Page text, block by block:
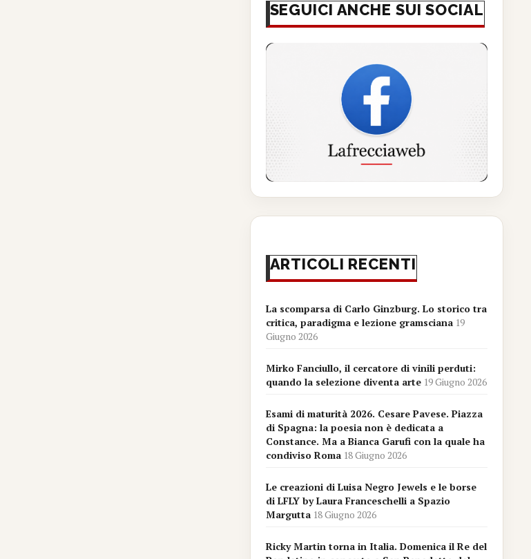
SEGUICI ANCHE SUI SOCIAL
ARTICOLI RECENTI
La scomparsa di Carlo Ginzburg. Lo storico tra
critica, paradigma e lezione gramsciana 19
Giugno 2026
Mirko Fanciullo, il cercatore di vinili perduti:
quando la selezione diventa arte 19 Giugno 2026
Esami di maturità 2026. Cesare Pavese. Piazza
di Spagna: la poesia non è dedicata a
Constance. Ma a Bianca Garufi con la quale ha
condiviso Roma 18 Giugno 2026
Le creazioni di Luisa Negro Jewels e le borse
di LFLY by Laura Franceschelli a Spazio
Margutta 18 Giugno 2026
Ricky Martin torna in Italia. Domenica il Re del